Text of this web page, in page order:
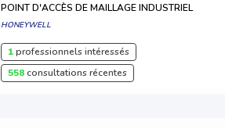
POINT D'ACCÈS DE MAILLAGE INDUSTRIEL
HONEYWELL
1professionnels intéressés
558consultations récentes